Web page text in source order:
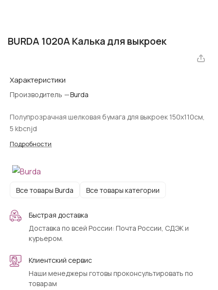
BURDA 1020A Калька для выкроек
Характеристики
Производитель —​Burda
Полупрозрачная шелковая бумага для выкроек 150x110см,
5 kbcnjd
Подробности
Все товары Burda Все товары категории
Быстрая доставка
Доставка по всей России: Почта России, СДЭК и
курьером.
Клиентский сервис
Наши менеджеры готовы проконсультировать по
товарам